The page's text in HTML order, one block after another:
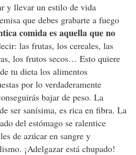
y llevar un estilo de vida
que debes grabarte a fuego
comida es aquella que no
las frutas, los cereales, las
los frutos secos… Esto quiere
tu dieta los alimentos
por lo verdaderamente
bajar de peso. La
ser sanísima, es rica en fibra. La
del estómago se ralentice
de azúcar en sangre y
¡Adelgazar está chupado!